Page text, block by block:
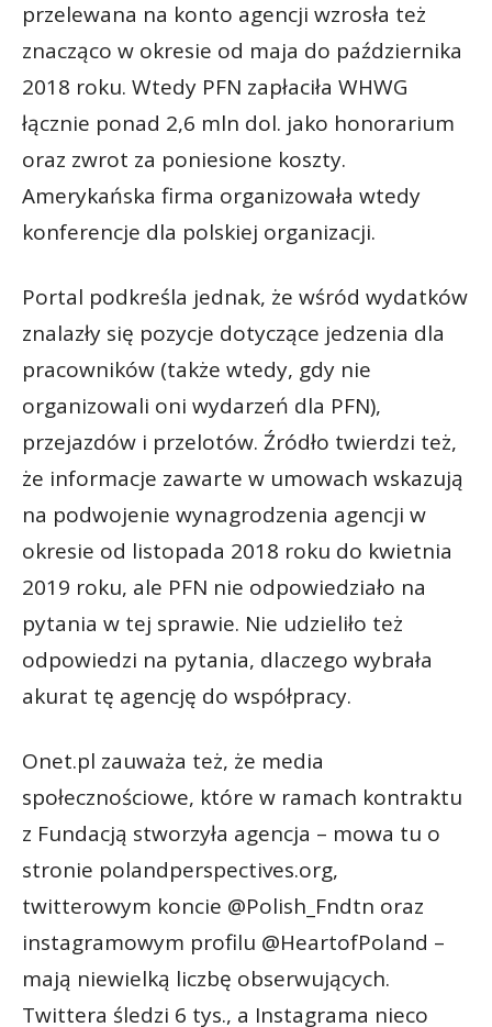
przelewana na konto agencji wzrosła też
znacząco w okresie od maja do października
2018 roku. Wtedy PFN zapłaciła WHWG
łącznie ponad 2,6 mln dol. jako honorarium
oraz zwrot za poniesione koszty.
Amerykańska firma organizowała wtedy
konferencje dla polskiej organizacji.
Portal podkreśla jednak, że wśród wydatków
znalazły się pozycje dotyczące jedzenia dla
pracowników (także wtedy, gdy nie
organizowali oni wydarzeń dla PFN),
przejazdów i przelotów. Źródło twierdzi też,
że informacje zawarte w umowach wskazują
na podwojenie wynagrodzenia agencji w
okresie od listopada 2018 roku do kwietnia
2019 roku, ale PFN nie odpowiedziało na
pytania w tej sprawie. Nie udzieliło też
odpowiedzi na pytania, dlaczego wybrała
akurat tę agencję do współpracy.
Onet.pl zauważa też, że media
społecznościowe, które w ramach kontraktu
z Fundacją stworzyła agencja – mowa tu o
stronie polandperspectives.org,
twitterowym koncie @Polish_Fndtn oraz
instagramowym profilu @HeartofPoland –
mają niewielką liczbę obserwujących.
Twittera śledzi 6 tys., a Instagrama nieco